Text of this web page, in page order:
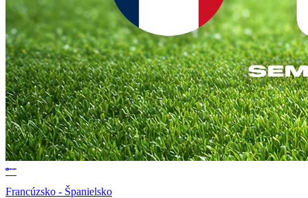
Francúzsko - Španielsko